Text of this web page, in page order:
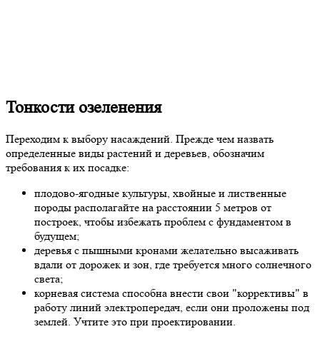
Тонкости озеленения
Переходим к выбору насаждений. Прежде чем назвать
определенные виды растений и деревьев, обозначим
требования к их посадке:
плодово-ягодные культуры, хвойные и лиственные
породы располагайте на расстоянии 5 метров от
построек, чтобы избежать проблем с фундаментом в
будущем;
деревья с пышными кронами желательно высаживать
вдали от дорожек и зон, где требуется много солнечного
света;
корневая система способна внести свои "коррективы" в
работу линий электропередач, если они проложены под
землей. Учтите это при проектировании.